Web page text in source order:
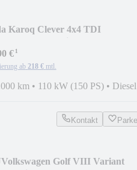
Karoq Clever 4x4 TDI
€¹
ab 218 € mtl.
km • 110 kW (150 PS) • Diesel
Kontakt
Volkswagen Golf VIII Variant